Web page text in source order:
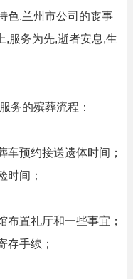
色.兰州市公司的丧事
,服务为先,逝者安息,生
务的殡葬流程：
车预约接送遗体时间；
时间；
布置礼厅和一些事宜；
存手续；